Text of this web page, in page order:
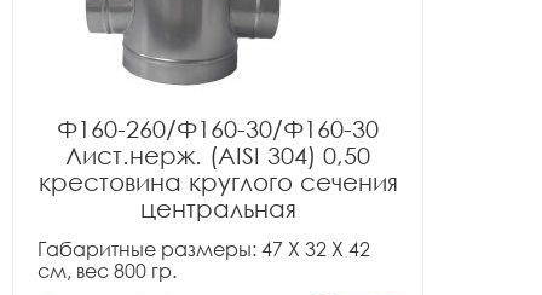
Ф160-260/Ф160-30/Ф160-30
Лист.нерж. (AISI 304) 0,50
крестовина круглого сечения
центральная
Габаритные размеры: 47 X 32 X 42
см, вес 800 гр.